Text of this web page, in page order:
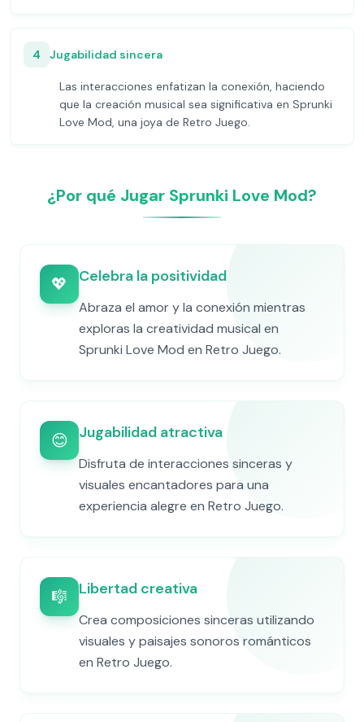
4 Jugabilidad sincera
Las interacciones enfatizan la conexión, haciendo
que la creación musical sea significativa en Sprunki
Love Mod, una joya de Retro Juego.
¿Por qué Jugar Sprunki Love Mod?
💖 Celebra la positividad
Abraza el amor y la conexión mientras
exploras la creatividad musical en
Sprunki Love Mod en Retro Juego.
😊 Jugabilidad atractiva
Disfruta de interacciones sinceras y
visuales encantadores para una
experiencia alegre en Retro Juego.
🎼 Libertad creativa
Crea composiciones sinceras utilizando
visuales y paisajes sonoros románticos
en Retro Juego.